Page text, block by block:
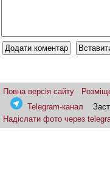
Повна версія сайту
Telegram-канал
Надіслати фото через